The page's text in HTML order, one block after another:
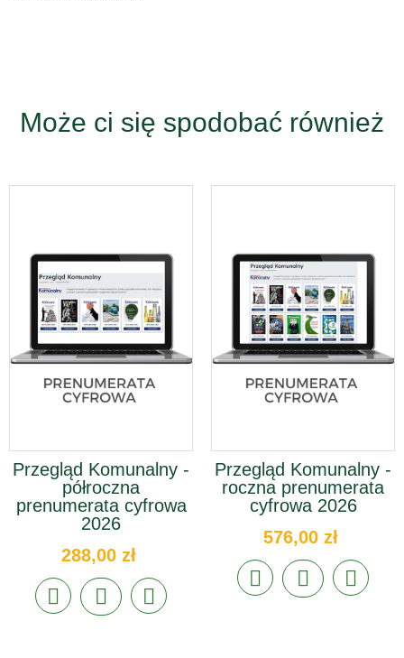
Może ci się spodobać również
Przegląd Komunalny -
półroczna
prenumerata cyfrowa
2026
288,00 zł
Przegląd Komunalny -
roczna prenumerata
cyfrowa 2026
576,00 zł